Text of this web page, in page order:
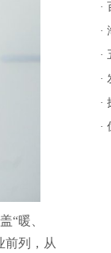
“暖、
前列，从
·
·
·
·
口
·
·